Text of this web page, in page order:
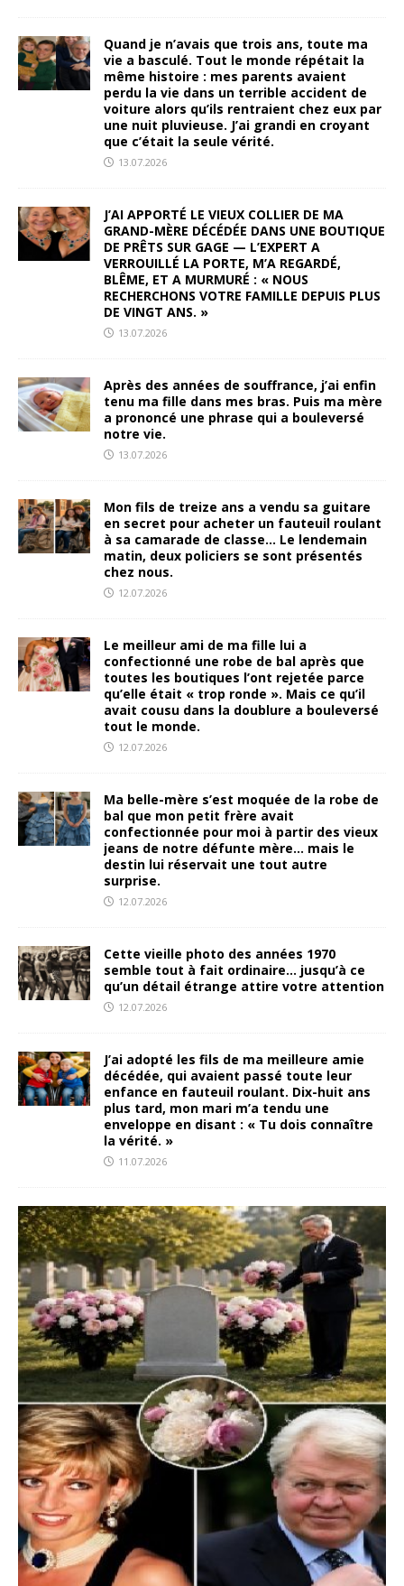
Quand je n’avais que trois ans, toute ma
vie a basculé. Tout le monde répétait la
même histoire : mes parents avaient
perdu la vie dans un terrible accident de
voiture alors qu’ils rentraient chez eux par
une nuit pluvieuse. J’ai grandi en croyant
que c’était la seule vérité.
13.07.2026
J’AI APPORTÉ LE VIEUX COLLIER DE MA
GRAND-MÈRE DÉCÉDÉE DANS UNE BOUTIQUE
DE PRÊTS SUR GAGE — L’EXPERT A
VERROUILLÉ LA PORTE, M’A REGARDÉ,
BLÊME, ET A MURMURÉ : « NOUS
RECHERCHONS VOTRE FAMILLE DEPUIS PLUS
DE VINGT ANS. »
13.07.2026
Après des années de souffrance, j’ai enfin
tenu ma fille dans mes bras. Puis ma mère
a prononcé une phrase qui a bouleversé
notre vie.
13.07.2026
Mon fils de treize ans a vendu sa guitare
en secret pour acheter un fauteuil roulant
à sa camarade de classe… Le lendemain
matin, deux policiers se sont présentés
chez nous.
12.07.2026
Le meilleur ami de ma fille lui a
confectionné une robe de bal après que
toutes les boutiques l’ont rejetée parce
qu’elle était « trop ronde ». Mais ce qu’il
avait cousu dans la doublure a bouleversé
tout le monde.
12.07.2026
Ma belle-mère s’est moquée de la robe de
bal que mon petit frère avait
confectionnée pour moi à partir des vieux
jeans de notre défunte mère… mais le
destin lui réservait une tout autre
surprise.
12.07.2026
Cette vieille photo des années 1970
semble tout à fait ordinaire… jusqu’à ce
qu’un détail étrange attire votre attention
12.07.2026
J’ai adopté les fils de ma meilleure amie
décédée, qui avaient passé toute leur
enfance en fauteuil roulant. Dix-huit ans
plus tard, mon mari m’a tendu une
enveloppe en disant : « Tu dois connaître
la vérité. »
11.07.2026